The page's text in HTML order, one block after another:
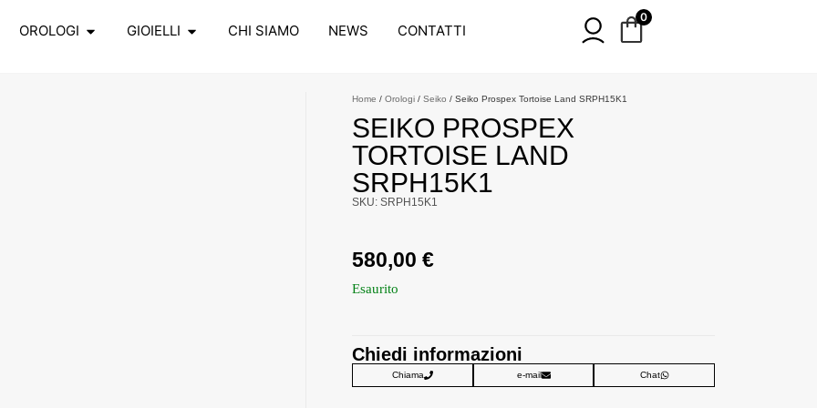
OROLOGI GIOIELLI CHI SIAMO NEWS CONTATTI
0
Home / Orologi / Seiko / Seiko Prospex Tortoise Land SRPH15K1
SEIKO PROSPEX
TORTOISE LAND
SRPH15K1
SKU: SRPH15K1
580,00 €
Esaurito
Chiedi informazioni
Chiama e-mail Chat